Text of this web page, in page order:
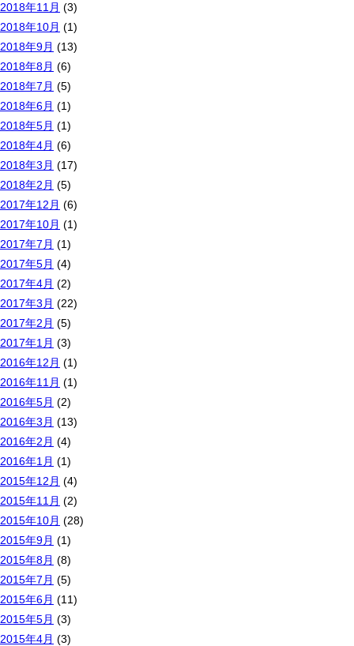
2018年11月 (3)
2018年10月 (1)
2018年9月 (13)
2018年8月 (6)
2018年7月 (5)
2018年6月 (1)
2018年5月 (1)
2018年4月 (6)
2018年3月 (17)
2018年2月 (5)
2017年12月 (6)
2017年10月 (1)
2017年7月 (1)
2017年5月 (4)
2017年4月 (2)
2017年3月 (22)
2017年2月 (5)
2017年1月 (3)
2016年12月 (1)
2016年11月 (1)
2016年5月 (2)
2016年3月 (13)
2016年2月 (4)
2016年1月 (1)
2015年12月 (4)
2015年11月 (2)
2015年10月 (28)
2015年9月 (1)
2015年8月 (8)
2015年7月 (5)
2015年6月 (11)
2015年5月 (3)
2015年4月 (3)